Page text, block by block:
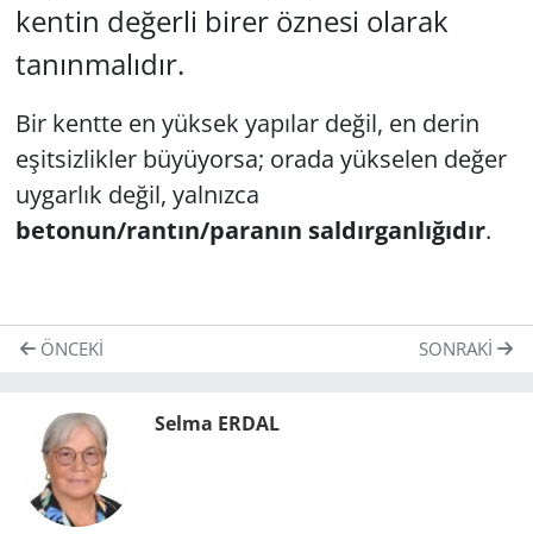
kentin değerli birer öznesi olarak
tanınmalıdır.
Bir kentte en yüksek yapılar değil, en derin
eşitsizlikler büyüyorsa; orada yükselen değer
uygarlık değil, yalnızca
betonun/rantın/paranın saldırganlığıdır.
ÖNCEKI SONRAKI
Selma ERDAL